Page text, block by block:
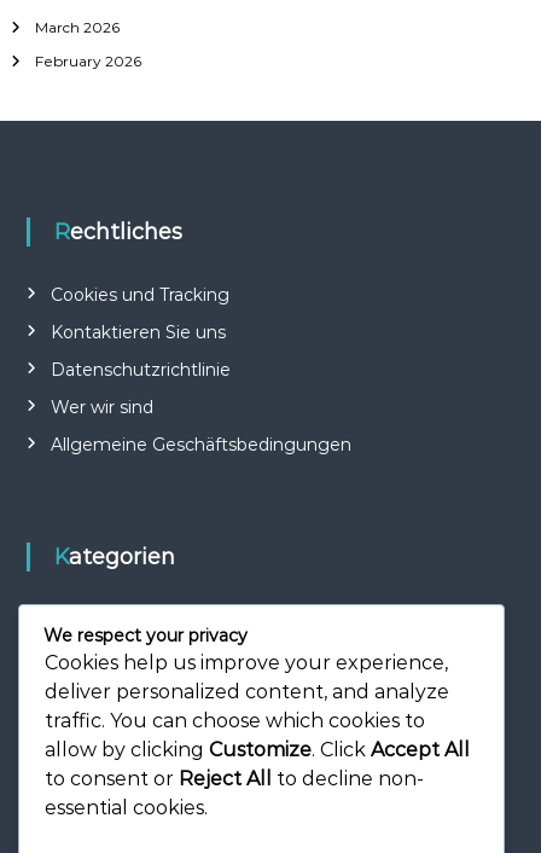
f
o
March 2026
February 2026
Rechtliches
Cookies und Tracking
Kontaktieren Sie uns
Datenschutzrichtlinie
Wer wir sind
Allgemeine Geschäftsbedingungen
Kategorien
Geschenkcodes und Tokens
Sponsor-Boni und monatliche Angebote
We respect your privacy
Cookies help us improve your experience,
deliver personalized content, and analyze
traffic. You can choose which cookies to
allow by clicking Customize. Click Accept All
to consent or Reject All
to decline non-
essential cookies.